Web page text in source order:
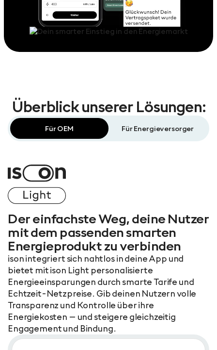
Überblick unserer Lösungen:
Für OEM Für Energieversorger
Der einfachste Weg, deine Nutzer
mit dem passenden smarten
Energieprodukt zu verbinden
ison integriert sich nahtlos in deine App und
bietet mit ison Light personalisierte
Energieeinsparungen durch smarte Tarife und
Echtzeit-Netzpreise. Gib deinen Nutzern volle
Transparenz und Kontrolle über ihre
Energiekosten – und steigere gleichzeitig
Engagement und Bindung.